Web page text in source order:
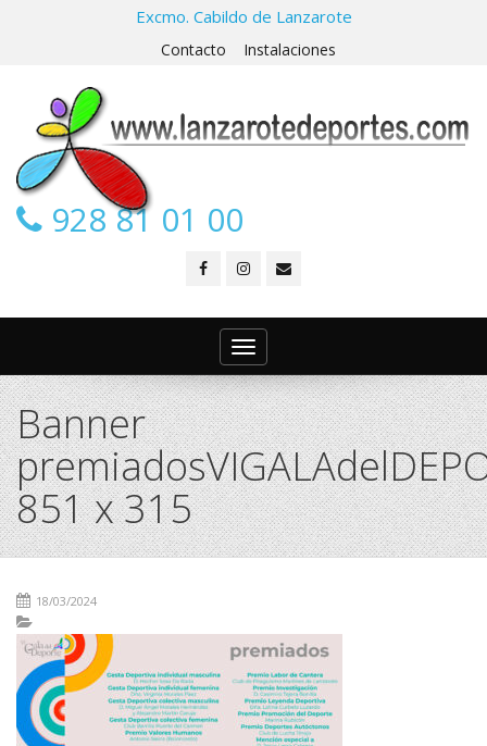
Excmo. Cabildo de Lanzarote
Contacto Instalaciones
928 81 01 00
Toggle
navigation
Banner
851 x 315
18/03/2024